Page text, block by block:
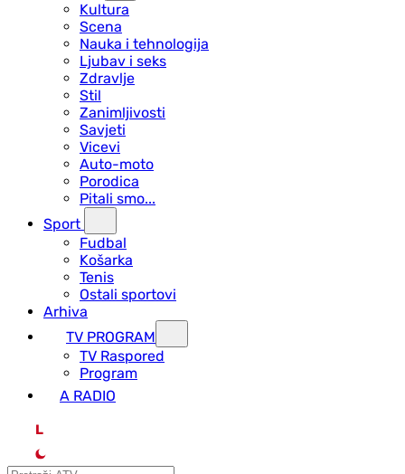
Kultura
Scena
Nauka i tehnologija
Ljubav i seks
Zdravlje
Stil
Zanimljivosti
Savjeti
Vicevi
Auto-moto
Porodica
Pitali smo...
Sport
Fudbal
Košarka
Tenis
Ostali sportovi
Arhiva
TV PROGRAM
ТV Raspored
Program
A RADIO
L